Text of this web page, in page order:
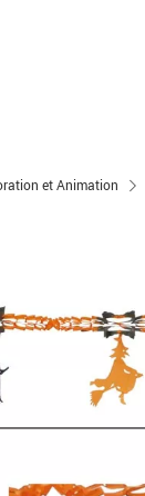
et Animation